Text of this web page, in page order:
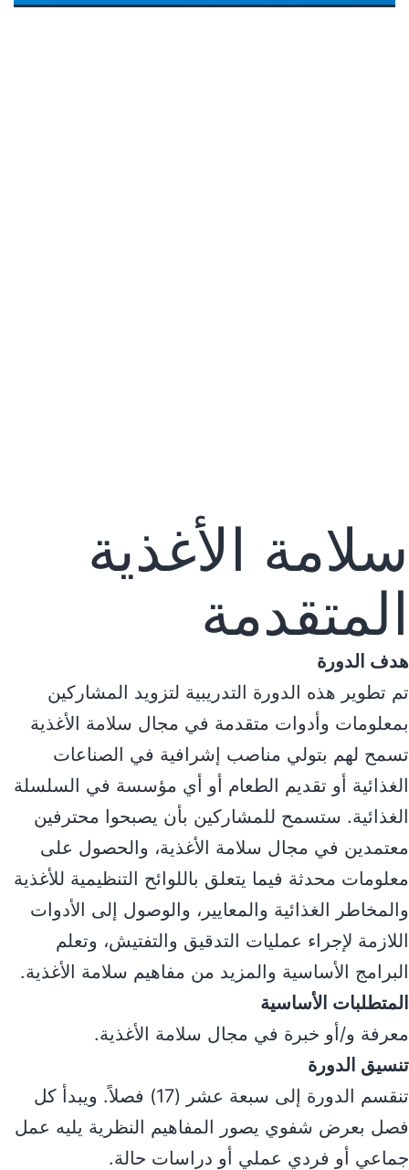
سلامة الأغذية
المتقدمة
هدف الدورة
تم تطوير هذه الدورة التدريبية لتزويد المشاركين
بمعلومات وأدوات متقدمة في مجال سلامة الأغذية
تسمح لهم بتولي مناصب إشرافية في الصناعات
الغذائية أو تقديم الطعام أو أي مؤسسة في السلسلة
الغذائية. ستسمح للمشاركين بأن يصبحوا محترفين
معتمدين في مجال سلامة الأغذية، والحصول على
معلومات محدثة فيما يتعلق باللوائح التنظيمية للأغذية
والمخاطر الغذائية والمعايير، والوصول إلى الأدوات
اللازمة لإجراء عمليات التدقيق والتفتيش، وتعلم
البرامج الأساسية والمزيد من مفاهيم سلامة الأغذية.
المتطلبات الأساسية
معرفة و/أو خبرة في مجال سلامة الأغذية.
تنسيق الدورة
تنقسم الدورة إلى سبعة عشر (17) فصلاً. ويبدأ كل
فصل بعرض شفوي يصور المفاهيم النظرية يليه عمل
جماعي أو فردي عملي أو دراسات حالة.